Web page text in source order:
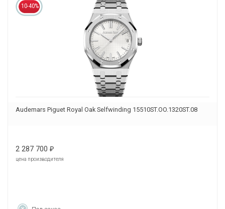
10-40%
Audemars Piguet Royal Oak Selfwinding 15510ST.OO.1320ST.08
2 287 700 ₽
цена производителя